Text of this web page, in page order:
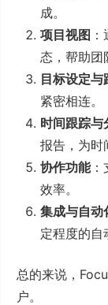
成。
项目视图
态，帮助团
目标设定与
紧密相连。
时间跟踪与
报告，为时
协作功能：
效率。
集成与自动
定程度的自
总的来说，
户。